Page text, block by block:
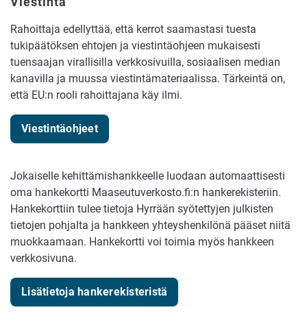
Rahoittaja edellyttää, että kerrot saamastasi tuesta
tukipäätöksen ehtojen ja viestintäohjeen mukaisesti
tuensaajan virallisilla verkkosivuilla, sosiaalisen median
kanavilla ja muussa viestintämateriaalissa. Tärkeintä on,
että EU:n rooli rahoittajana käy ilmi.
Viestintäohjeet
Jokaiselle kehittämishankkeelle luodaan automaattisesti
oma hankekortti Maaseutuverkosto.fi:n hankerekisteriin.
Hankekorttiin tulee tietoja Hyrrään syötettyjen julkisten
tietojen pohjalta ja hankkeen yhteyshenkilönä pääset niitä
muokkaamaan. Hankekortti voi toimia myös hankkeen
verkkosivuna.
Lisätietoja hankerekisteristä